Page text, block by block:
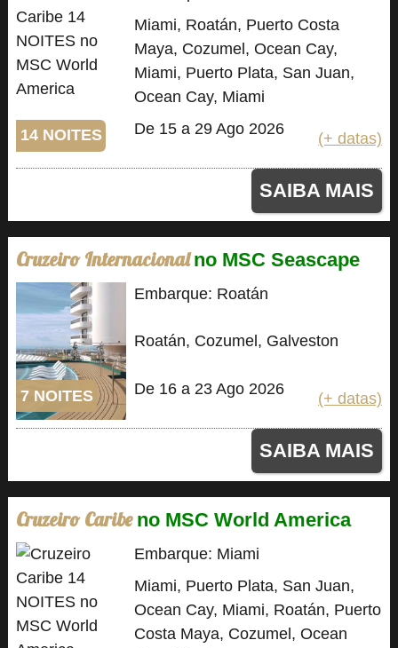
14 NOITES
Miami, Roatán, Puerto Costa
Maya, Cozumel, Ocean Cay,
Miami, Puerto Plata, San Juan,
Ocean Cay, Miami
De 15 a 29 Ago 2026
(+ datas)
SAIBA MAIS
Cruzeiro Internacional no MSC Seascape
7 NOITES
Embarque: Roatán
Roatán, Cozumel, Galveston
De 16 a 23 Ago 2026
(+ datas)
SAIBA MAIS
Cruzeiro Caribe no MSC World America
Embarque: Miami
Miami, Puerto Plata, San Juan,
Ocean Cay, Miami, Roatán, Puerto
Costa Maya, Cozumel, Ocean